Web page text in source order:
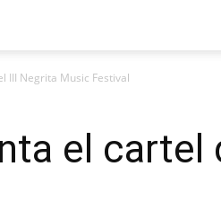
III Negrita Music Festival
el